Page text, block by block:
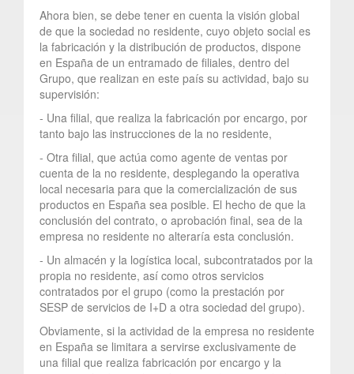
Ahora bien, se debe tener en cuenta la visión global
de que la sociedad no residente, cuyo objeto social es
la fabricación y la distribución de productos, dispone
en España de un entramado de filiales, dentro del
Grupo, que realizan en este país su actividad, bajo su
supervisión:
- Una filial, que realiza la fabricación por encargo, por
tanto bajo las instrucciones de la no residente,
- Otra filial, que actúa como agente de ventas por
cuenta de la no residente, desplegando la operativa
local necesaria para que la comercialización de sus
productos en España sea posible. El hecho de que la
conclusión del contrato, o aprobación final, sea de la
empresa no residente no alteraría esta conclusión.
- Un almacén y la logística local, subcontratados por la
propia no residente, así como otros servicios
contratados por el grupo (como la prestación por
SESP de servicios de I+D a otra sociedad del grupo).
Obviamente, si la actividad de la empresa no residente
en España se limitara a servirse exclusivamente de
una filial que realiza fabricación por encargo y la